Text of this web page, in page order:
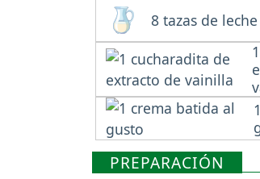
8 tazas de leche
PREPARACIÓN